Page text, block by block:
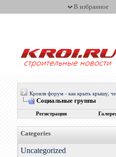
В избранное
Кровля форум - как крыть крышу,
Социальные группы
Регистрация
Categories
Uncategorized